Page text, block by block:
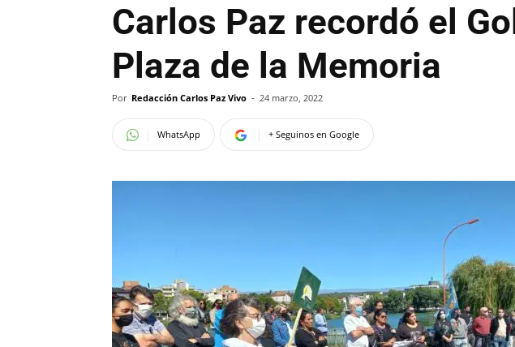
Carlos Paz recordó el
Plaza de la Memoria
Por Redacción Carlos Paz Vivo - 24 marzo, 2022
WhatsApp + Seguinos en Google